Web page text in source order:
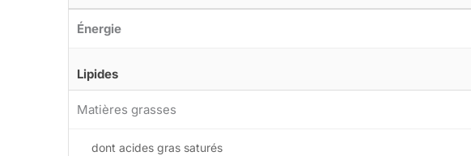
Énergie
Lipides
Matières grasses
dont acides gras saturés